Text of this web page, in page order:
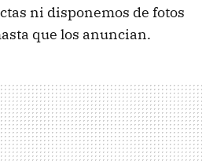
ni disponemos de fotos
que los anuncian.